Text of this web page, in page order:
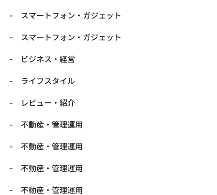
スマートフォン・ガジェット
スマートフォン・ガジェット
ビジネス・経営
ライフスタイル
レビュー・紹介
不動産・管理運用
不動産・管理運用
不動産・管理運用
不動産・管理運用